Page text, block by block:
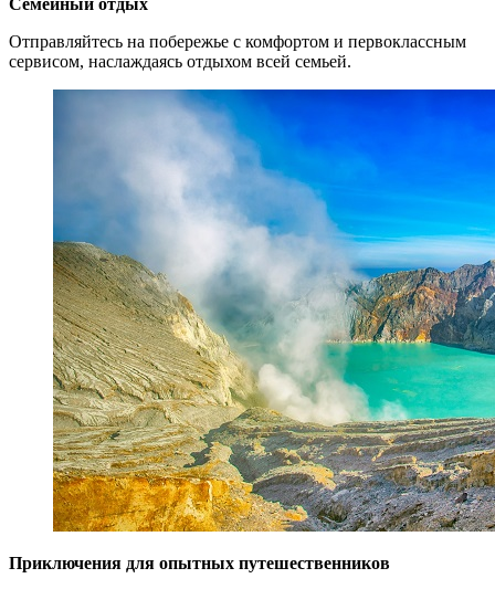
Отправляйтесь на побережье с комфортом и первоклассным
сервисом, наслаждаясь отдыхом всей семьей.
Приключения для опытных путешественников